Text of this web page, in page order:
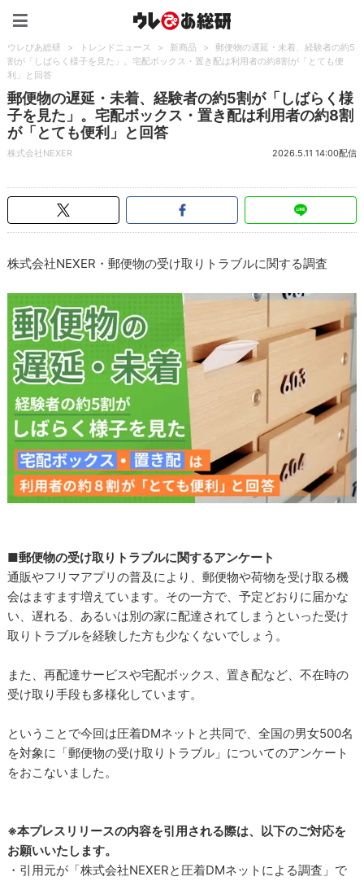
ウレぴあ総研 > トレンドニュース > 新商品 >
郵便物の遅延・未着、経験者の約5
割が「しばらく様子を見た」。宅配ボックス・置き配は利用者の約8割が「とても便
利」と回答
郵便物の遅延・未着、経験者の約5割が「しばらく様
子を見た」。宅配ボックス・置き配は利用者の約8割
が「とても便利」と回答
株式会社NEXER 2026.5.11 14:00配信
株式会社NEXER・郵便物の受け取りトラブルに関する調査
■郵便物の受け取りトラブルに関するアンケート
通販やフリマアプリの普及により、郵便物や荷物を受け取る機
会はますます増えています。その一方で、予定どおりに届かな
い、遅れる、あるいは別の家に配達されてしまうといった受け
取りトラブルを経験した方も少なくないでしょう。
また、再配達サービスや宅配ボックス、置き配など、不在時の
受け取り手段も多様化しています。
ということで今回は圧着DMネットと共同で、全国の男女500名
を対象に「郵便物の受け取りトラブル」についてのアンケート
をおこないました。
※本プレスリリースの内容を引用される際は、以下のご対応を
お願いいたします。
・引用元が「株式会社NEXERと圧着DMネットによる調査」で